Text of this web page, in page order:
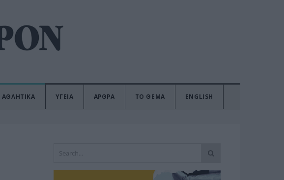
ΑΘΛΗΤΙΚΑ ΥΓΕΙΑ ΑΡΘΡΑ ΤΟ ΘΕΜΑ ENGLISH